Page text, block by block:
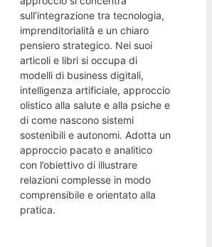
sull’integrazione tra tecnologia,
imprenditorialità e un chiaro
pensiero strategico. Nei suoi
articoli e libri si occupa di
modelli di business digitali,
intelligenza artificiale, approccio
olistico alla salute e alla psiche e
di come nascono sistemi
sostenibili e autonomi. Adotta un
approccio pacato e analitico
con l’obiettivo di illustrare
relazioni complesse in modo
comprensibile e orientato alla
pratica.